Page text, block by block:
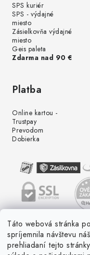
Táto webová stránka
spríjemnila návštevu
prehliadaní tejto
SPS kuriér
SPS - výdajné
miesto
Zásielkovňa výdajné
miesto
Geis paleta
Zdarma nad 90 €
Platba
Online kartou -
Trustpay
Prevodom
Dobierka